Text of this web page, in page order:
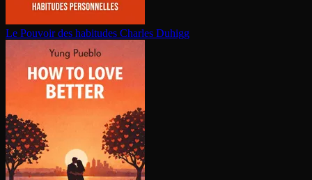
Le Pouvoir des habitudes Charles Duhigg